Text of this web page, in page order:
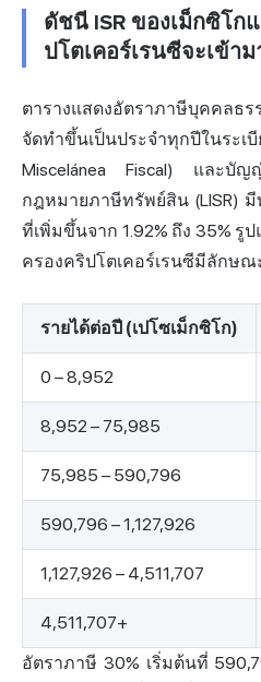
ดัชนี ISR ของเม็กซิโ
ปโตเคอร์เรนซีจะเข้า
ตารางแสดงอัตราภาษีบุคคลธ
จัดทำขึ้นเป็นประจำทุกปีในระเ
Miscelánea Fiscal) และบั
กฎหมายภาษีทรัพย์สิน (LISR)
ที่เพิ่มขึ้นจาก 1.92% ถึง 35%
ครองคริปโตเคอร์เรนซีมีลักษ
รายได้ต่อปี (เปโซเม็กซิโก)
0 – 8,952
8,952 – 75,985
75,985 – 590,796
590,796 – 1,127,926
1,127,926 – 4,511,707
4,511,707+
อัตราภาษี 30% เริ่มต้นที่